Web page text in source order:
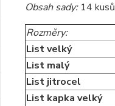
Obsah sady:14 kusů
Rozměry:
List velký
List malý
List jitrocel
List kapka velký